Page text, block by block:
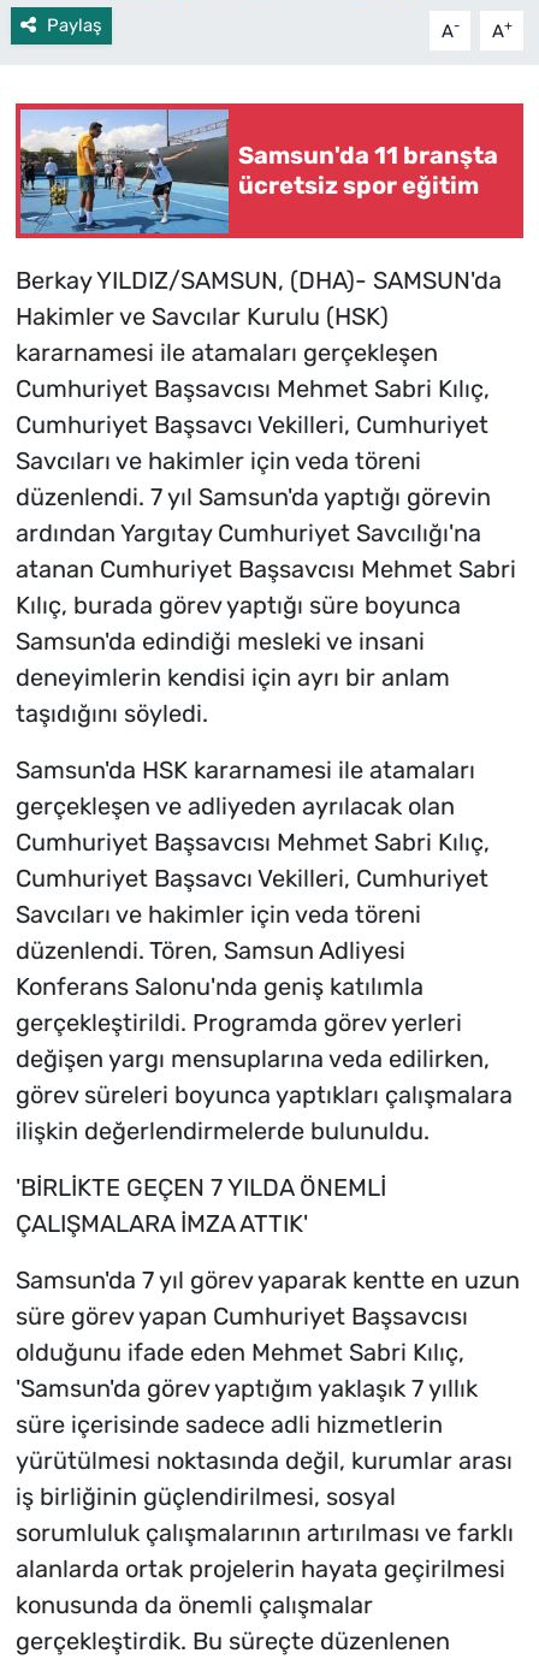
Paylaş A- A+
Samsun'da 11 branşta
ücretsiz spor eğitim
Berkay YILDIZ/SAMSUN, (DHA)- SAMSUN'da
Hakimler ve Savcılar Kurulu (HSK)
kararnamesi ile atamaları gerçekleşen
Cumhuriyet Başsavcısı Mehmet Sabri Kılıç,
Cumhuriyet Başsavcı Vekilleri, Cumhuriyet
Savcıları ve hakimler için veda töreni
düzenlendi. 7 yıl Samsun'da yaptığı görevin
ardından Yargıtay Cumhuriyet Savcılığı'na
atanan Cumhuriyet Başsavcısı Mehmet Sabri
Kılıç, burada görev yaptığı süre boyunca
Samsun'da edindiği mesleki ve insani
deneyimlerin kendisi için ayrı bir anlam
taşıdığını söyledi.
Samsun'da HSK kararnamesi ile atamaları
gerçekleşen ve adliyeden ayrılacak olan
Cumhuriyet Başsavcısı Mehmet Sabri Kılıç,
Cumhuriyet Başsavcı Vekilleri, Cumhuriyet
Savcıları ve hakimler için veda töreni
düzenlendi. Tören, Samsun Adliyesi
Konferans Salonu'nda geniş katılımla
gerçekleştirildi. Programda görev yerleri
değişen yargı mensuplarına veda edilirken,
görev süreleri boyunca yaptıkları çalışmalara
ilişkin değerlendirmelerde bulunuldu.
'BİRLİKTE GEÇEN 7 YILDA ÖNEMLİ
ÇALIŞMALARA İMZA ATTIK'
Samsun'da 7 yıl görev yaparak kentte en uzun
süre görev yapan Cumhuriyet Başsavcısı
olduğunu ifade eden Mehmet Sabri Kılıç,
'Samsun'da görev yaptığım yaklaşık 7 yıllık
süre içerisinde sadece adli hizmetlerin
yürütülmesi noktasında değil, kurumlar arası
iş birliğinin güçlendirilmesi, sosyal
sorumluluk çalışmalarının artırılması ve farklı
alanlarda ortak projelerin hayata geçirilmesi
konusunda da önemli çalışmalar
gerçekleştirdik. Bu süreçte düzenlenen